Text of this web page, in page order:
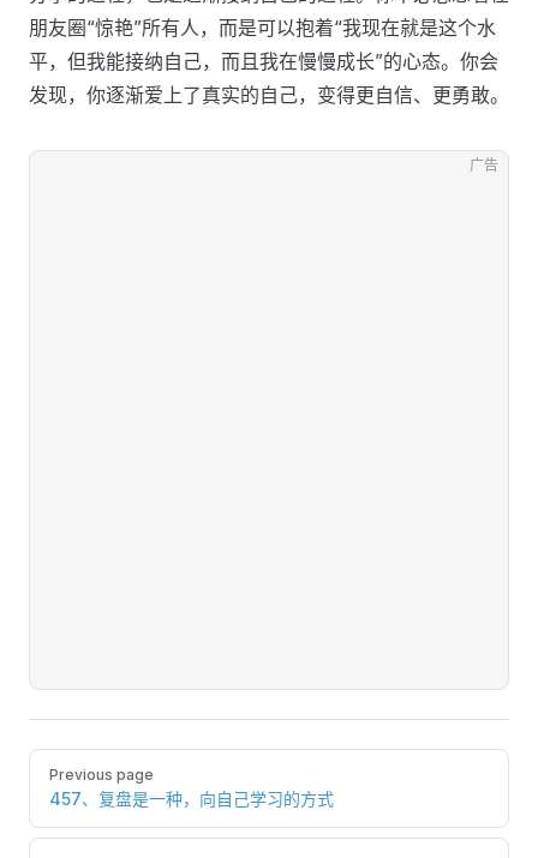
朋友圈“惊艳”所有人，而是可以抱着“我现在就是这个水
平，但我能接纳自己，而且我在慢慢成长”的心态。你会
发现，你逐渐爱上了真实的自己，变得更自信、更勇敢。
广告
Pager
Previous page
457、复盘是一种，向自己学习的方式